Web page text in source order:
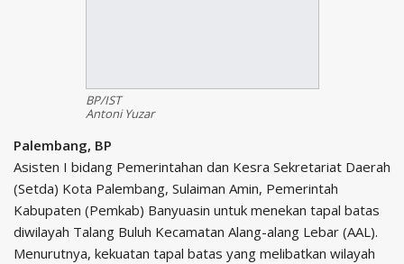
BP/IST
Antoni Yuzar
Palembang, BP
Asisten I bidang Pemerintahan dan Kesra Sekretariat Daerah
(Setda) Kota Palembang, Sulaiman Amin, Pemerintah
Kabupaten (Pemkab) Banyuasin untuk menekan tapal batas
diwilayah Talang Buluh Kecamatan Alang-alang Lebar (AAL).
Menurutnya, kekuatan tapal batas yang melibatkan wilayah